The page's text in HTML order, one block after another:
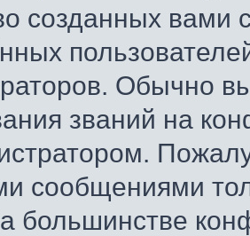
созданных
Обычно
званий на
сообщениями
большинстве